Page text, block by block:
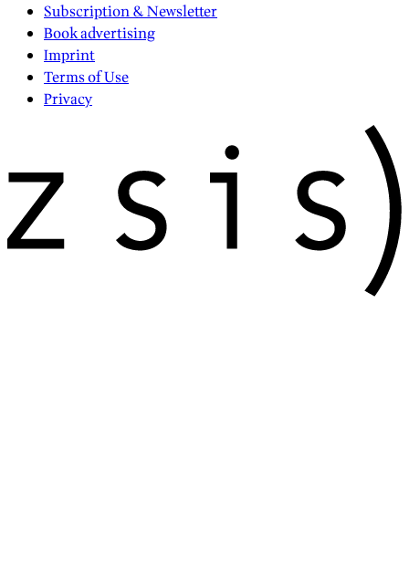
Subscription & Newsletter
Book advertising
Imprint
Terms of Use
Privacy